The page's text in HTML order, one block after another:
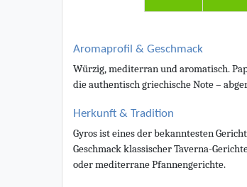
Aromaprofil & Geschmack
Würzig, mediterran und aromatisch.
die authentisch griechische Note –
Herkunft & Tradition
Gyros ist eines der bekanntesten
Geschmack klassischer Taverna-
oder mediterrane Pfannengerichte.